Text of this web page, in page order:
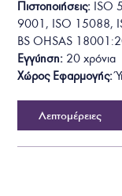
Πιστοποιήσεις: ISO
9001, ISO 15088,
BS OHSAS
Εγγύηση: 20 χρόνια
Χώρος Εφαρμογής:
Λεπτομέρειες